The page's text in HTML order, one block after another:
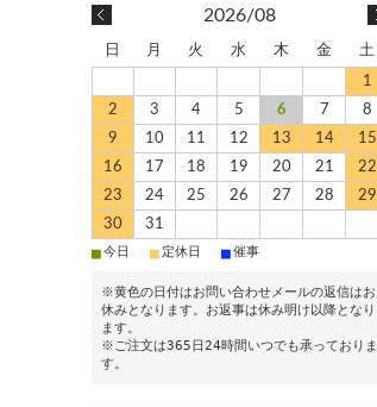
2026/08
日 月 火 水 木 金 土
1
2
3 4 5 6 7
8
9
10 11 12 13 14
15
16
17 18 19 20 21
22
23
24 25 26 27 28
29
30
31
■今日 ■ 定休日 ■催事
※黄色の日付はお問い合わせメールの返信はお
休みとなります。お返事は休み明け以降となり
ます。
※ご注文は365日24時間いつでも承っておりま
す。